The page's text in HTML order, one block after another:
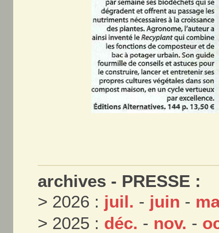
archives - PRESSE :
> 2026 : juil. - juin -
> 2025 : déc. - nov. -